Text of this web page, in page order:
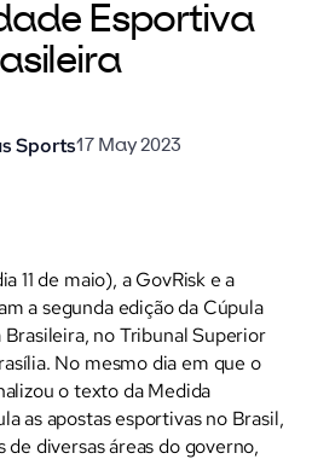
Esportiva
Sports17 May 2023
11 de maio), a GovRisk e a
a segunda edição da Cúpula
no Tribunal Superior
No mesmo dia em que o
o texto da Medida
as apostas esportivas no Brasil,
de diversas áreas do governo,